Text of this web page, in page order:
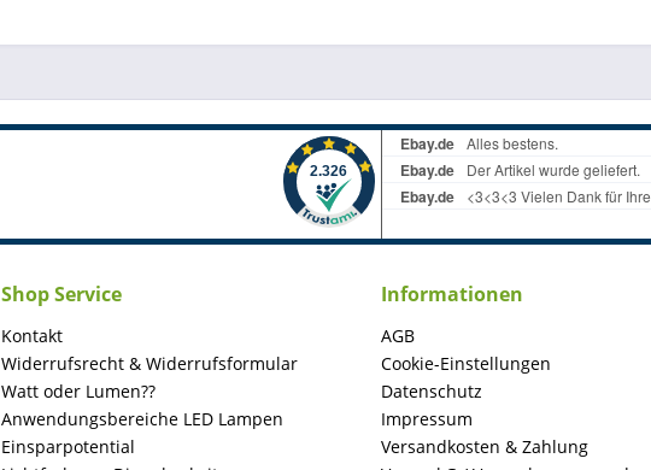
Shop Service
Kontakt
Widerrufsrecht & Widerrufsformular
Watt oder Lumen??
Anwendungsbereiche LED Lampen
Einsparpotential
Informationen
AGB
Cookie-Einstellungen
Datenschutz
Impressum
Versandkosten & Zahlung